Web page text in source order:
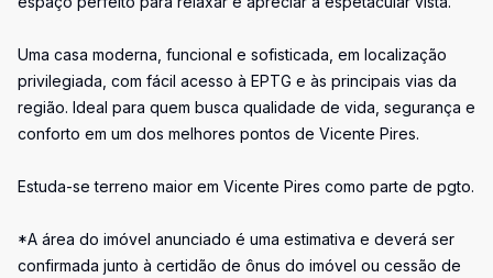
Uma casa moderna, funcional e sofisticada, em localização
privilegiada, com fácil acesso à EPTG e às principais vias da
região. Ideal para quem busca qualidade de vida, segurança e
conforto em um dos melhores pontos de Vicente Pires.
Estuda-se terreno maior em Vicente Pires como parte de pgto.
*A área do imóvel anunciado é uma estimativa e deverá ser
confirmada junto à certidão de ônus do imóvel ou cessão de